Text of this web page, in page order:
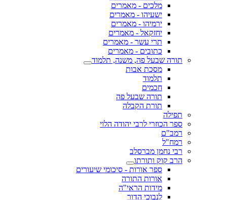
מלכים - מאמרים
ישעיהו - מאמרים
ירמיהו - מאמרים
יחזקאל - מאמרים
תרי עשר - מאמרים
כתובים - מאמרים
תורה שבעל פה, משנה, תלמוד
מסכת אבות
תלמוד
חכמים
תורה שבעל פה
תורת הקבלה
תפילה
ספר הכוזרי לרבי יהודה הלוי
רמב"ם
רמח"ל
רבי נחמן מברסלב
הרב קוק ותורתו
ספר אורות - סיכומי שיעורים
אורות התורה
מידות הראי"ה
לנבוכי הדור